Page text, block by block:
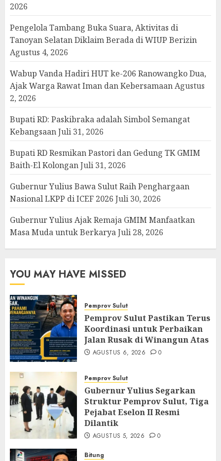
2026
Pengelola Tambang Buka Suara, Aktivitas di
Tanoyan Selatan Diklaim Berada di WIUP Berizin
Agustus 4, 2026
Wabup Vanda Hadiri HUT ke-206 Ranowangko Dua,
Ajak Warga Rawat Iman dan KebersamaanAgustus
2, 2026
Bupati RD: Paskibraka adalah Simbol Semangat
KebangsaanJuli 31, 2026
Bupati RD Resmikan Pastori dan Gedung TK GMIM
Baith-El KolonganJuli 31, 2026
Gubernur Yulius Bawa Sulut Raih Penghargaan
Nasional LKPP di ICEF 2026 Juli 30, 2026
Gubernur Yulius Ajak Remaja GMIM Manfaatkan
Masa Muda untuk BerkaryaJuli 28, 2026
YOU MAY HAVE MISSED
Pemprov Sulut
Pemprov Sulut Pastikan Terus
Koordinasi untuk Perbaikan
Jalan Rusak di Winangun Atas
AGUSTUS 6, 2026 0
Pemprov Sulut
Gubernur Yulius Segarkan
Struktur Pemprov Sulut, Tiga
Pejabat Eselon II Resmi
Dilantik
AGUSTUS 5, 2026 0
Bitung